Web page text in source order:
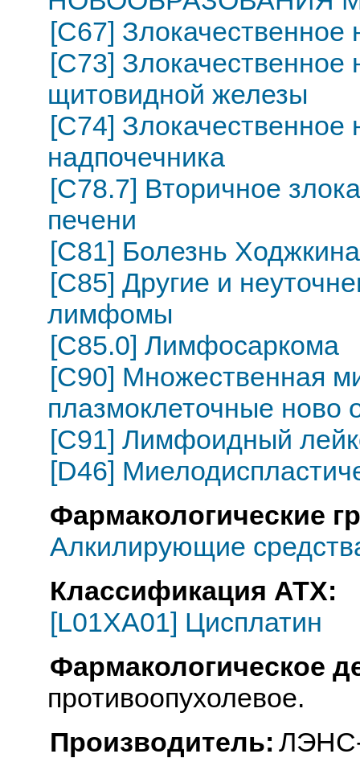
[C67] Злокачественное
[C73] Злокачественное
щитовидной железы
[C74] Злокачественное
надпочечника
[C78.7] Вторичное
печени
[C81] Болезнь
[C85] Другие и
лимфомы
[C85.0] Лимфосаркома
[C90] Множественная
плазмоклеточные ново
[C91] Лимфоидный
[D46]
Фармакологические
Алкилирующие
Классификация АТХ:
[L01XA01] Цисплатин
Фармакологическое
противоопухолевое.
Производитель: